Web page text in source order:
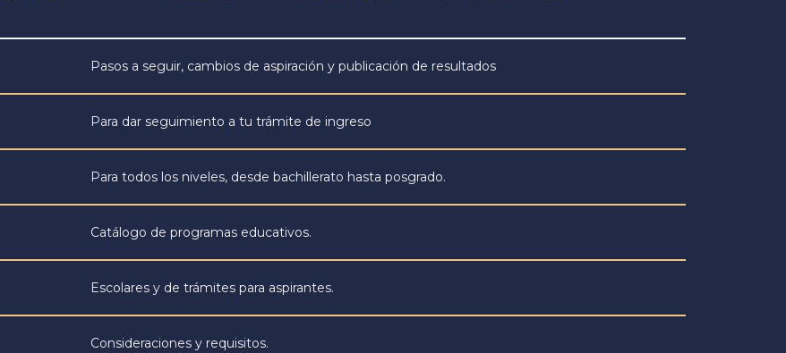
Pasos a seguir, cambios de aspiración y publicación de resultados
Para dar seguimiento a tu trámite de ingreso
Para todos los niveles, desde bachillerato hasta posgrado.
Catálogo de programas educativos.
Escolares y de trámites para aspirantes.
Consideraciones y requisitos.